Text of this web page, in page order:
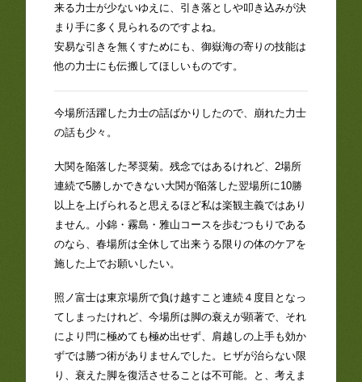
来る力士が少ないゆえに、引き落としや叩き込みが決
まり手に多く見られるのですよね。
安易な引きを無くすためにも、御嶽海の寄りの技能は
他の力士にも伝搬してほしいものです。
今場所活躍した力士の話ばかりしたので、崩れた力士
の話も少々。
大関を陥落した琴奨菊。残念ではあるけれど、2場所
連続で5勝しかできない大関が陥落した翌場所に10勝
以上を上げられると思えるほど私は楽観主義ではあり
ません。小錦・霧島・雅山コースを歩むつもりである
のなら、春場所は全休して出来うる限りの体のケアを
施した上でお願いしたい。
照ノ富士は東京場所で負け越すこと連続４度目となっ
てしまったけれど、今場所は脚の衰えが顕著で、それ
により閂に極めても極め出せず、肩越しの上手も効か
ずでは勝つ術がありませんでした。ヒザが治らない限
り、衰えた脚を復活させることは不可能。と、考えま